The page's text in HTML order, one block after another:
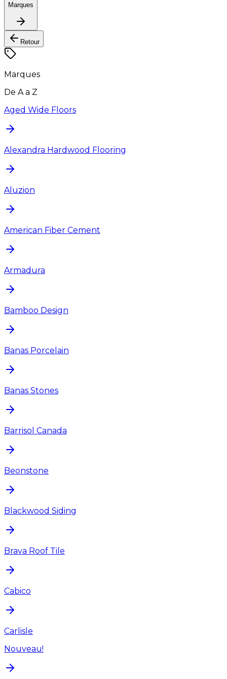
Marques
Retour
Marques
De A a Z
Aged Wide Floors
Alexandra Hardwood Flooring
Aluzion
American Fiber Cement
Armadura
Bamboo Design
Banas Porcelain
Banas Stones
Barrisol Canada
Beonstone
Blackwood Siding
Brava Roof Tile
Cabico
Carlisle
Nouveau!